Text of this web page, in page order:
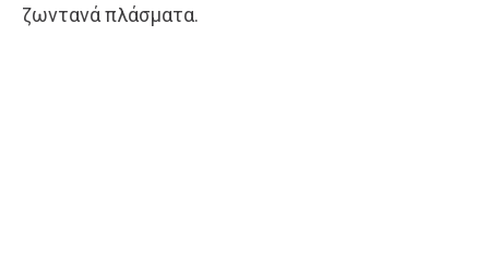
ζωντανά πλάσματα.